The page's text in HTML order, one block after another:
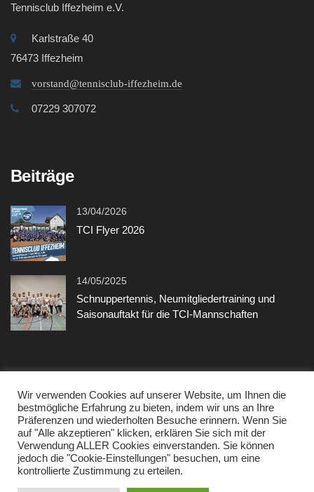
Tennisclub Iffezheim e.V.
Karlstraße 40
76473 Iffezheim
vorstand@tennisclub-iffezheim.de
07229 307072
Beiträge
13/04/2026
TCI Flyer 2026
14/05/2025
Schnuppertennis, Neumitgliedertraining und
Saisonauftakt für die TCI-Mannschaften
Sonstiges
Kontakt
Datenschutzerklärung
Impressum
Wir verwenden Cookies auf unserer Website, um Ihnen die
bestmögliche Erfahrung zu bieten, indem wir uns an Ihre
Präferenzen und wiederholten Besuche erinnern. Wenn Sie
auf "Alle akzeptieren" klicken, erklären Sie sich mit der
Verwendung ALLER Cookies einverstanden. Sie können
jedoch die "Cookie-Einstellungen" besuchen, um eine
kontrollierte Zustimmung zu erteilen.